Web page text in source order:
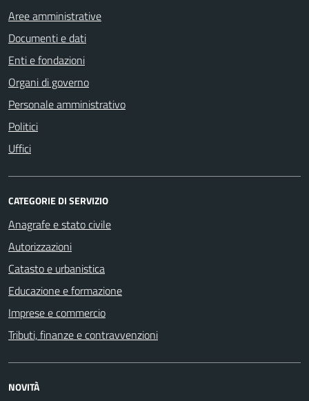
Aree amministrative
Documenti e dati
Enti e fondazioni
Organi di governo
Personale amministrativo
Politici
Uffici
CATEGORIE DI SERVIZIO
Anagrafe e stato civile
Autorizzazioni
Catasto e urbanistica
Educazione e formazione
Imprese e commercio
Tributi, finanze e contravvenzioni
NOVITÀ